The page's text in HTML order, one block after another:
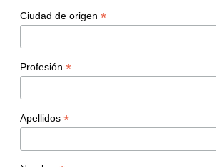
Ciudad de origen *
Profesión *
Apellidos *